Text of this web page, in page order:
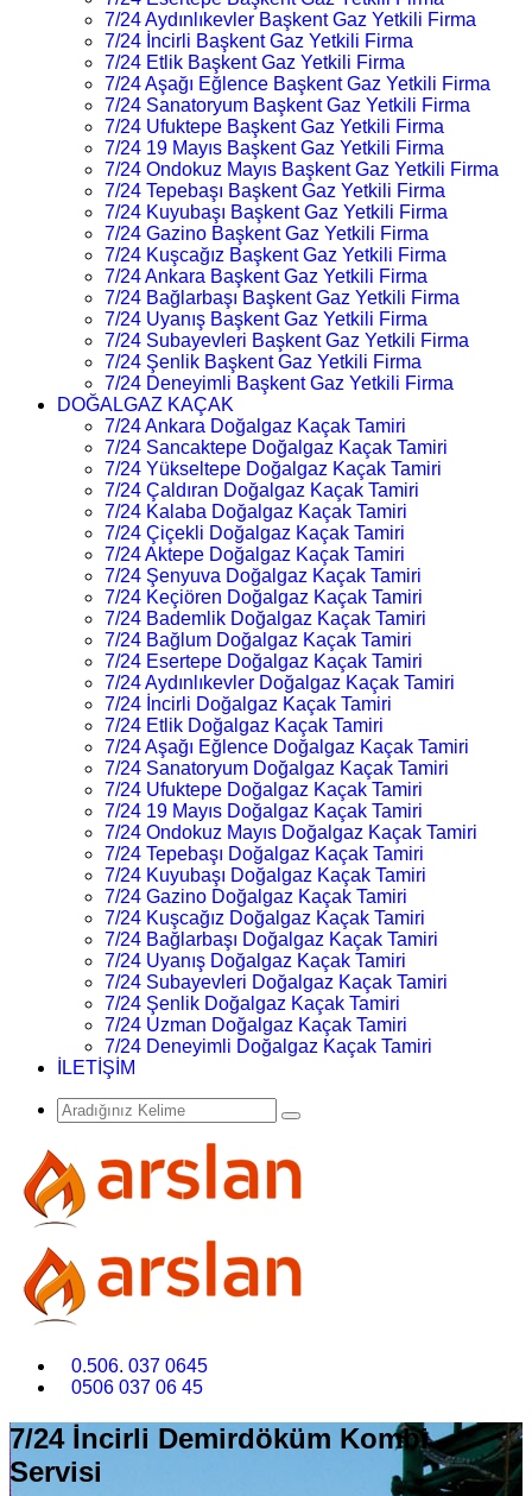
7/24 Aydınlıkevler Başkent Gaz Yetkili Firma
7/24 İncirli Başkent Gaz Yetkili Firma
7/24 Etlik Başkent Gaz Yetkili Firma
7/24 Aşağı Eğlence Başkent Gaz Yetkili Firma
7/24 Sanatoryum Başkent Gaz Yetkili Firma
7/24 Ufuktepe Başkent Gaz Yetkili Firma
7/24 19 Mayıs Başkent Gaz Yetkili Firma
7/24 Ondokuz Mayıs Başkent Gaz Yetkili Firma
7/24 Tepebaşı Başkent Gaz Yetkili Firma
7/24 Kuyubaşı Başkent Gaz Yetkili Firma
7/24 Gazino Başkent Gaz Yetkili Firma
7/24 Kuşcağız Başkent Gaz Yetkili Firma
7/24 Ankara Başkent Gaz Yetkili Firma
7/24 Bağlarbaşı Başkent Gaz Yetkili Firma
7/24 Uyanış Başkent Gaz Yetkili Firma
7/24 Subayevleri Başkent Gaz Yetkili Firma
7/24 Şenlik Başkent Gaz Yetkili Firma
7/24 Deneyimli Başkent Gaz Yetkili Firma
DOĞALGAZ KAÇAK
7/24 Ankara Doğalgaz Kaçak Tamiri
7/24 Sancaktepe Doğalgaz Kaçak Tamiri
7/24 Yükseltepe Doğalgaz Kaçak Tamiri
7/24 Çaldıran Doğalgaz Kaçak Tamiri
7/24 Kalaba Doğalgaz Kaçak Tamiri
7/24 Çiçekli Doğalgaz Kaçak Tamiri
7/24 Aktepe Doğalgaz Kaçak Tamiri
7/24 Şenyuva Doğalgaz Kaçak Tamiri
7/24 Keçiören Doğalgaz Kaçak Tamiri
7/24 Bademlik Doğalgaz Kaçak Tamiri
7/24 Bağlum Doğalgaz Kaçak Tamiri
7/24 Esertepe Doğalgaz Kaçak Tamiri
7/24 Aydınlıkevler Doğalgaz Kaçak Tamiri
7/24 İncirli Doğalgaz Kaçak Tamiri
7/24 Etlik Doğalgaz Kaçak Tamiri
7/24 Aşağı Eğlence Doğalgaz Kaçak Tamiri
7/24 Sanatoryum Doğalgaz Kaçak Tamiri
7/24 Ufuktepe Doğalgaz Kaçak Tamiri
7/24 19 Mayıs Doğalgaz Kaçak Tamiri
7/24 Ondokuz Mayıs Doğalgaz Kaçak Tamiri
7/24 Tepebaşı Doğalgaz Kaçak Tamiri
7/24 Kuyubaşı Doğalgaz Kaçak Tamiri
7/24 Gazino Doğalgaz Kaçak Tamiri
7/24 Kuşcağız Doğalgaz Kaçak Tamiri
7/24 Bağlarbaşı Doğalgaz Kaçak Tamiri
7/24 Uyanış Doğalgaz Kaçak Tamiri
7/24 Subayevleri Doğalgaz Kaçak Tamiri
7/24 Şenlik Doğalgaz Kaçak Tamiri
7/24 Uzman Doğalgaz Kaçak Tamiri
7/24 Deneyimli Doğalgaz Kaçak Tamiri
İLETİŞİM
0.506. 037 0645
0506 037 06 45
7/24 İncirli Demirdöküm Kombi
Servisi